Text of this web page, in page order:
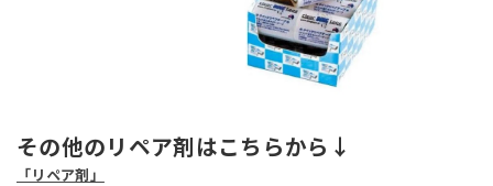
その他のリペア剤はこちらから↓
「リペア剤」